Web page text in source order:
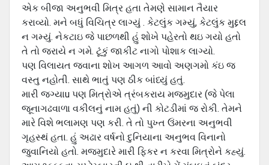
એક બીજા અનુભવી મિત્ર હતા તેમણે સામાન તૈયાર
કરાવ્યો. મને બધું વિચિત્ર લાગ્યું . કેટલુંક ગમ્યું, કેટલુંક મુદ્દલ
ન ગમ્યું. નેકટાઇ જે પાછળથી હું શોખે પહેરતો થઇ ગયો હતો
તે તો જરાયે ન ગમે. ટૂંકું જાકીટ નાગો પોશાક લાગ્યો.
પણ વિલાયત જવાના શોખ આગળ આવો અણગમો કંઇ જ
વસ્તુ નહોતી. સાથે ભાતું પણ ઠીક બાંધ્યું હતું.
મારી જગ્યાu પણ મિત્રોએ ત્રંબકરાય મજમુદાર (જે પેલા
જૂનાગઢવાળા વકીલનું નામ હતું) ની કોટડીમાં જ રોકી. તેમને
મારે વિશે ભલામણ પણ કરી. તે તો પુખ્ત ઉંમરના અનુભવી
ગૃહસ્થં હતા. હું અઢાર વર્ષનો દુનિયાના અનુભવ વિનાનો
જુવાનિયો હતો. મજમુદારે મારી ફિકર ન કરવા મિત્રોને કહ્યું.